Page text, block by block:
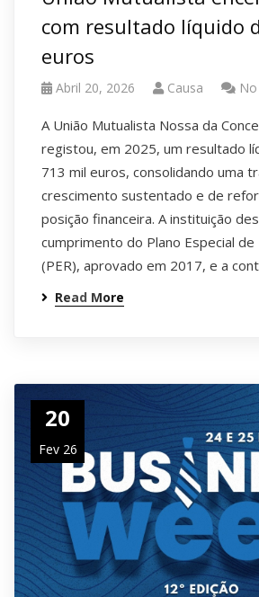
com resultado líquido
euros
Abril 20, 2026 Causa
A União Mutualista Nossa da
registou, em 2025, um resultado
713 mil euros, consolidando uma
crescimento sustentado e de
posição financeira. A instituição
cumprimento do Plano Especial de
(PER), aprovado em 2017, e a
Read More
20
Fev 26